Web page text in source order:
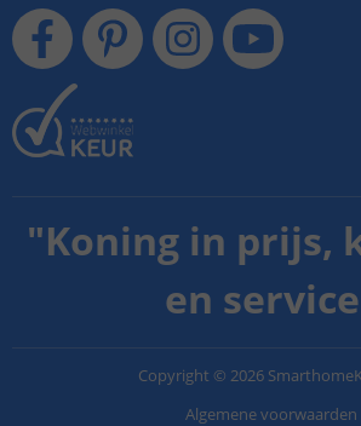
"Koning in prijs,
en service
Copyright © 2026
Algemene voorwaarden